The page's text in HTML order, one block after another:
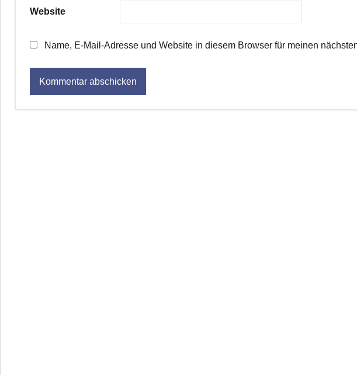
Website
Name, E-Mail-Adresse und Website in diesem Browser für meinen